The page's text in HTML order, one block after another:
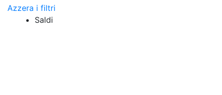
Azzera i filtri
Saldi